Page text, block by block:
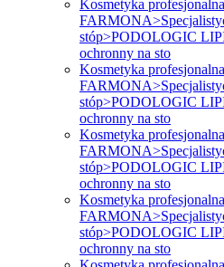
Kosmetyka
stóp>PODOLOGIC
ochronny na sto
Kosmetyka
stóp>PODOLOGIC
ochronny na sto
Kosmetyka
stóp>PODOLOGIC
ochronny na sto
Kosmetyka
stóp>PODOLOGIC
ochronny na sto